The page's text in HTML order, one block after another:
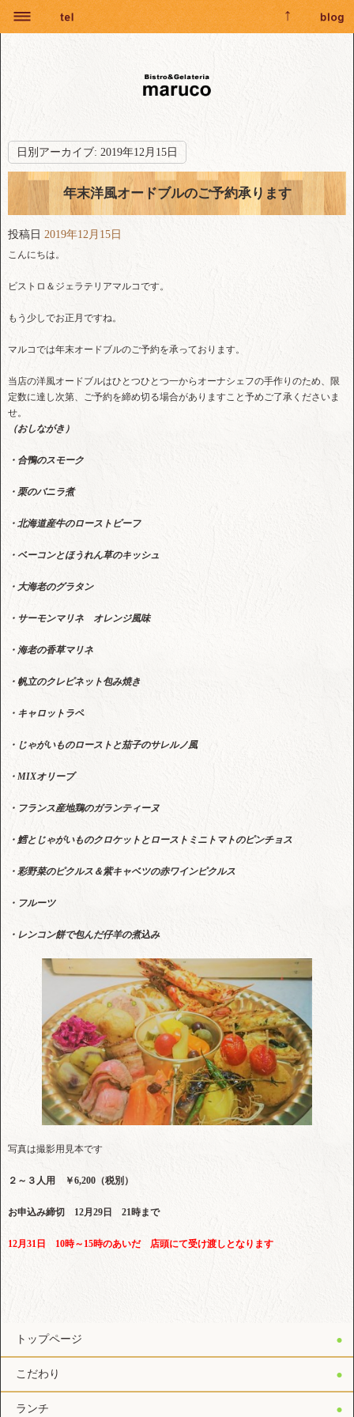
日別アーカイブ: 2019年12月15日
年末洋風オードブルのご予約承ります
投稿日 2019年12月15日
こんにちは。
ビストロ＆ジェラテリアマルコです。
もう少しでお正月ですね。
マルコでは年末オードブルのご予約を承っております。
当店の洋風オードブルはひとつひとつ一からオーナシェフの手作りのため、限
定数に達し次第、ご予約を締め切る場合がありますこと予めご了承くださいま
せ。
（おしながき）
・合鴨のスモーク
・栗のバニラ煮
・北海道産牛のローストビーフ
・ベーコンとほうれん草のキッシュ
・大海老のグラタン
・サーモンマリネ オレンジ風味
・海老の香草マリネ
・帆立のクレピネット包み焼き
・キャロットラペ
・じゃがいものローストと茄子のサレルノ風
・MIXオリーブ
・フランス産地鶏のガランティーヌ
・鱈とじゃがいものクロケットとローストミニトマトのピンチョス
・彩野菜のピクルス＆紫キャベツの赤ワインピクルス
・フルーツ
・レンコン餅で包んだ仔羊の煮込み
写真は撮影用見本です
２～３人用 ￥6,200（税別）
お申込み締切 12月29日 21時まで
12月31日 10時～15時のあいだ 店頭にて受け渡しとなります
トップページ
こだわり
ランチ